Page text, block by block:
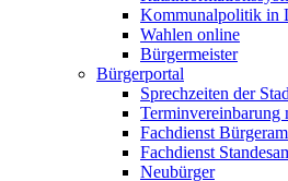
Kommunalpolitik in
Wahlen online
Bürgermeister
Bürgerportal
Sprechzeiten der
Terminvereinbarung
Fachdienst
Fachdienst
Neubürger